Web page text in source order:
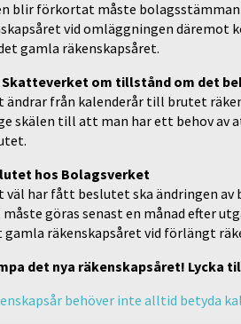
blir förkortat måste bolagsstämman
vid omläggningen
gamla räkenskapsåret.
Skatteverket om tillstånd om det
från kalenderår till brutet
skälen till att man har ett behov av
hos Bolagsverket
väl har fått beslutet ska ändringen
göras senast en månad efter
gamla räkenskapsåret vid förlängt
det nya räkenskapsåret! Lycka
behöver inte alltid betyda